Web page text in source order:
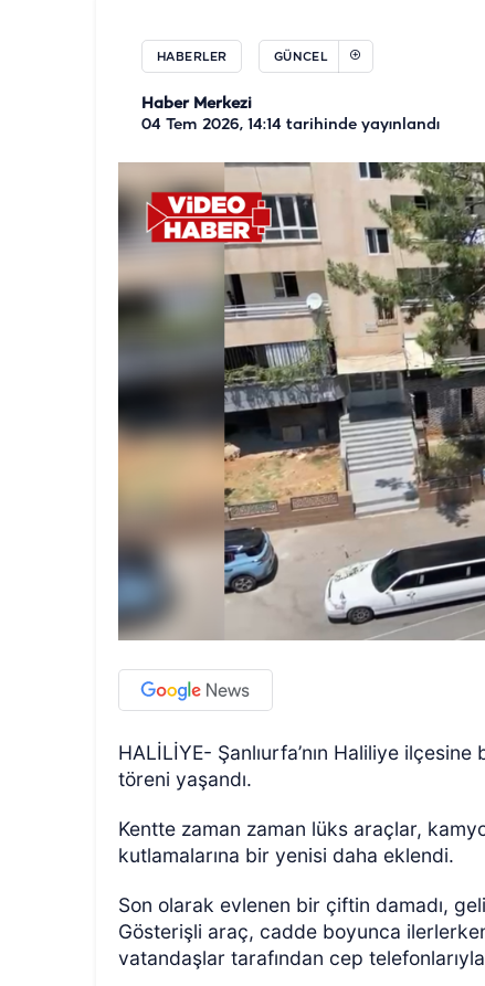
HABERLER GÜNCEL
Haber Merkezi
04 Tem 2026, 14:14 tarihinde yayınlandı
HALİLİYE- Şanlıurfa’nın Haliliye
töreni yaşandı.
Kentte zaman zaman lüks araçlar,
kutlamalarına bir yenisi daha eklendi.
Son olarak evlenen bir çiftin damadı,
Gösterişli araç, cadde boyunca
vatandaşlar tarafından cep